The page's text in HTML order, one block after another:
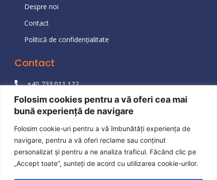
Folosim cookies pentru a vă oferi cea mai
bună experiență de navigare
Folosim cookie-uri pentru a vă îmbunătăți experiența de
navigare, pentru a vă oferi reclame sau conținut
personalizat și pentru a ne analiza traficul. Făcând clic pe
„Accept toate”, sunteți de acord cu utilizarea cookie-urilor.
Despre noi
Contact
Politică de confidențialitate
Contact
+40 733.011.122
+40 723.190.242
bad@rominko.com
Str. Odei 82, Lot 159, sc. B, Etaj 7, ap. 57, sector 4,
041047, Bucuresti, Romania